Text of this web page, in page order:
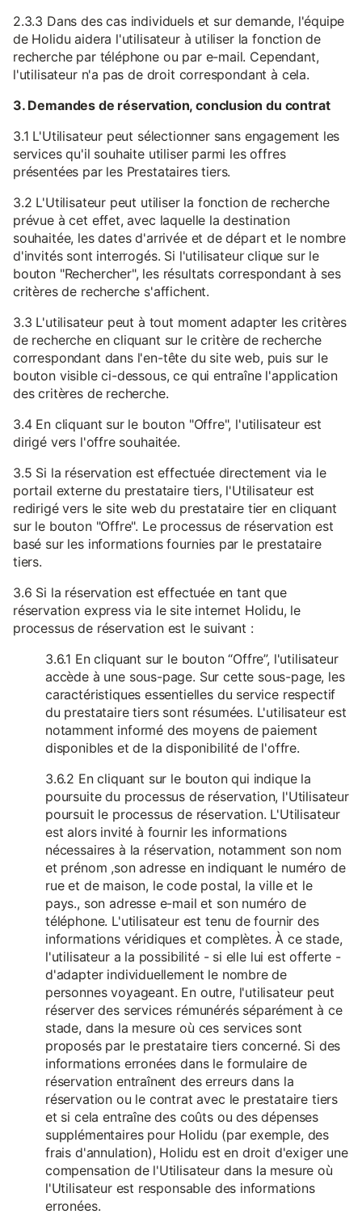
2.3.3 Dans des cas individuels et sur demande, l'équipe
de Holidu aidera l'utilisateur à utiliser la fonction de
recherche par téléphone ou par e-mail. Cependant,
l'utilisateur n'a pas de droit correspondant à cela.
3. Demandes de réservation, conclusion du contrat
3.1 L'Utilisateur peut sélectionner sans engagement les
services qu'il souhaite utiliser parmi les offres
présentées par les Prestataires tiers.
3.2 L'Utilisateur peut utiliser la fonction de recherche
prévue à cet effet, avec laquelle la destination
souhaitée, les dates d'arrivée et de départ et le nombre
d'invités sont interrogés. Si l'utilisateur clique sur le
bouton "Rechercher", les résultats correspondant à ses
critères de recherche s'affichent.
3.3 L'utilisateur peut à tout moment adapter les critères
de recherche en cliquant sur le critère de recherche
correspondant dans l'en-tête du site web, puis sur le
bouton visible ci-dessous, ce qui entraîne l'application
des critères de recherche.
3.4 En cliquant sur le bouton "Offre", l'utilisateur est
dirigé vers l'offre souhaitée.
3.5 Si la réservation est effectuée directement via le
portail externe du prestataire tiers, l'Utilisateur est
redirigé vers le site web du prestataire tier en cliquant
sur le bouton "Offre". Le processus de réservation est
basé sur les informations fournies par le prestataire
tiers.
3.6 Si la réservation est effectuée en tant que
réservation express via le site internet Holidu, le
processus de réservation est le suivant :
3.6.1 En cliquant sur le bouton “Offre”, l'utilisateur
accède à une sous-page. Sur cette sous-page, les
caractéristiques essentielles du service respectif
du prestataire tiers sont résumées. L'utilisateur est
notamment informé des moyens de paiement
disponibles et de la disponibilité de l'offre.
3.6.2 En cliquant sur le bouton qui indique la
poursuite du processus de réservation, l'Utilisateur
poursuit le processus de réservation. L'Utilisateur
est alors invité à fournir les informations
nécessaires à la réservation, notamment son nom
et prénom ,son adresse en indiquant le numéro de
rue et de maison, le code postal, la ville et le
pays., son adresse e-mail et son numéro de
téléphone. L'utilisateur est tenu de fournir des
informations véridiques et complètes. À ce stade,
l'utilisateur a la possibilité - si elle lui est offerte -
d'adapter individuellement le nombre de
personnes voyageant. En outre, l'utilisateur peut
réserver des services rémunérés séparément à ce
stade, dans la mesure où ces services sont
proposés par le prestataire tiers concerné. Si des
informations erronées dans le formulaire de
réservation entraînent des erreurs dans la
réservation ou le contrat avec le prestataire tiers
et si cela entraîne des coûts ou des dépenses
supplémentaires pour Holidu (par exemple, des
frais d'annulation), Holidu est en droit d'exiger une
compensation de l'Utilisateur dans la mesure où
l'Utilisateur est responsable des informations
erronées.